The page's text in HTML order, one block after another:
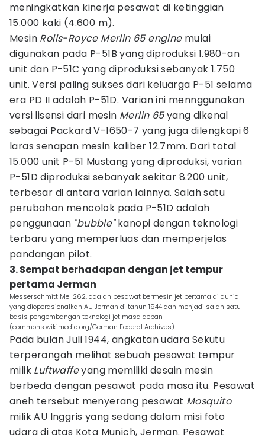
meningkatkan kinerja pesawat di ketinggian
15.000 kaki (4.600 m).
Mesin Rolls-Royce Merlin 65 enginemulai
digunakan pada P-51B yang diproduksi 1.980-an
unit dan P-51C yang diproduksi sebanyak 1.750
unit. Versi paling sukses dari keluarga P-51 selama
era PD II adalah P-51D. Varian ini mennggunakan
versi lisensi dari mesin Merlin 65yang dikenal
sebagai Packard V-1650-7 yang juga dilengkapi 6
laras senapan mesin kaliber 12.7mm. Dari total
15.000 unit P-51 Mustang yang diproduksi, varian
P-51D diproduksi sebanyak sekitar 8.200 unit,
terbesar di antara varian lainnya. Salah satu
perubahan mencolok pada P-51D adalah
penggunaan "bubble"kanopi dengan teknologi
terbaru yang memperluas dan memperjelas
pandangan pilot.
3. Sempat berhadapan dengan jet tempur
pertama Jerman
Messerschmitt Me-262, adalah pesawat bermesin jet pertama di dunia
yang dioperasionalkan AU Jerman di tahun 1944 dan menjadi salah satu
basis pengembangan teknologi jet masa depan
(commons.wikimedia.org/German Federal Archives)
Pada bulan Juli 1944, angkatan udara Sekutu
terperangah melihat sebuah pesawat tempur
milik Luftwaffeyang memiliki desain mesin
berbeda dengan pesawat pada masa itu. Pesawat
aneh tersebut menyerang pesawat Mosquito
milik AU Inggris yang sedang dalam misi foto
udara di atas Kota Munich, Jerman. Pesawat